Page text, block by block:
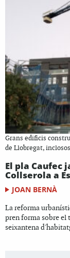
Grans edificis
de Llobregat,
El pla Caufec
Collserola a
JOAN BERNÀ
La reforma
pren forma sobre el
seixantena